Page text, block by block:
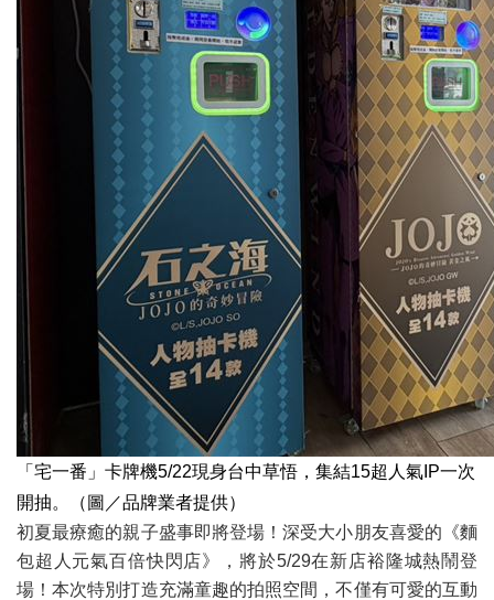
「宅一番」卡牌機5/22現身台中草悟，集結15超人氣IP一次
開抽。（圖／品牌業者提供）
初夏最療癒的親子盛事即將登場！深受大小朋友喜愛的《麵
包超人元氣百倍快閃店》，將於5/29在新店裕隆城熱鬧登
場！本次特別打造充滿童趣的拍照空間，不僅有可愛的互動